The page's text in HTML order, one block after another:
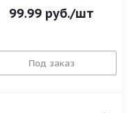
99.99 руб./шт
Под заказ